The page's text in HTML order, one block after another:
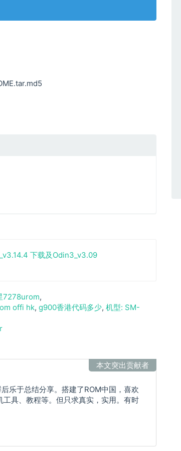
下载及Odin3_v3.09
7278urom
offi hk g900香港代码多少 机型: SM-
本文突出贡献者
乐于总结分享。搭建了ROM中国，喜欢
具、教程等。但只求真实，实用。有时